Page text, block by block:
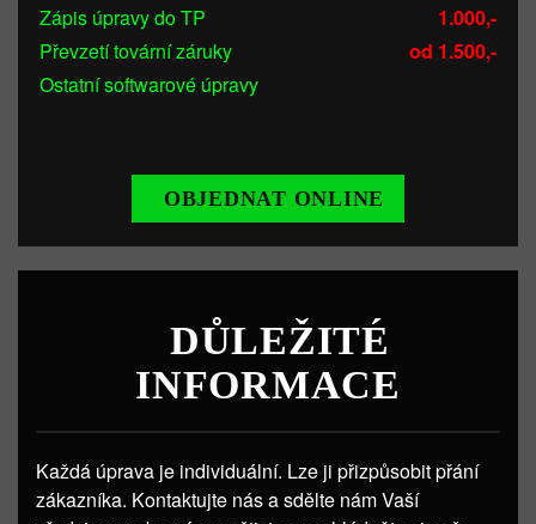
Zápis úpravy do TP
1.000,-
Převzetí tovární záruky
od 1.500,-
Ostatní softwarové úpravy
OBJEDNAT ONLINE
DŮLEŽITÉ
INFORMACE
Každá úprava je individuální. Lze ji přizpůsobit přání
zákazníka. Kontaktujte nás a sdělte nám Vaší